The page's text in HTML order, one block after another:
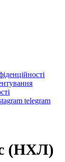
telegram
(НХЛ)